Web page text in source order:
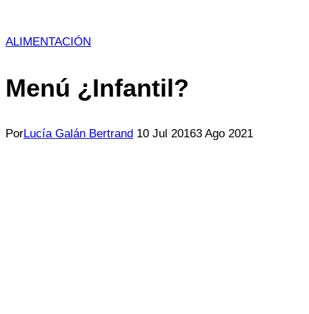
ALIMENTACIÓN
Menú ¿Infantil?
PorLucía Galán Bertrand 10 Jul 20163 Ago 2021